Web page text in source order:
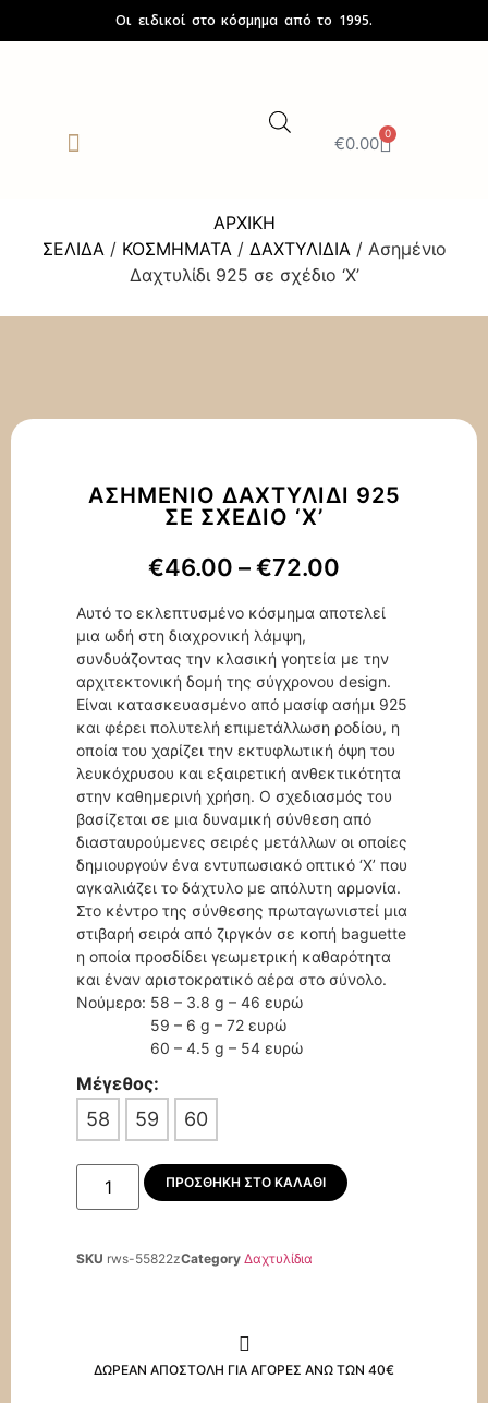
Οι ειδικοί στο κόσμημα από το 1995.
€0.00
0
ΑΡΧΙΚΉ
ΣΕΛΊΔΑ / ΚΟΣΜΉΜΑΤΑ / ΔΑΧΤΥΛΊΔΙΑ / Ασημένιο
Δαχτυλίδι 925 σε σχέδιο ‘Χ’
ΑΣΗΜΈΝΙΟ ΔΑΧΤΥΛΊΔΙ 925
ΣΕ ΣΧΈΔΙΟ ‘Χ’
€46.00 –€72.00
Αυτό το εκλεπτυσμένο κόσμημα αποτελεί
μια ωδή στη διαχρονική λάμψη,
συνδυάζοντας την κλασική γοητεία με την
αρχιτεκτονική δομή της σύγχρονου design.
Είναι κατασκευασμένο από μασίφ ασήμι 925
και φέρει πολυτελή επιμετάλλωση ροδίου, η
οποία του χαρίζει την εκτυφλωτική όψη του
λευκόχρυσου και εξαιρετική ανθεκτικότητα
στην καθημερινή χρήση. Ο σχεδιασμός του
βασίζεται σε μια δυναμική σύνθεση από
διασταυρούμενες σειρές μετάλλων οι οποίες
δημιουργούν ένα εντυπωσιακό οπτικό ‘X’ που
αγκαλιάζει το δάχτυλο με απόλυτη αρμονία.
Στο κέντρο της σύνθεσης πρωταγωνιστεί μια
στιβαρή σειρά από ζιργκόν σε κοπή baguette
η οποία προσδίδει γεωμετρική καθαρότητα
και έναν αριστοκρατικό αέρα στο σύνολο.
Νούμερο: 58 – 3.8 g – 46 ευρώ
59 – 6 g – 72 ευρώ
60 – 4.5 g – 54 ευρώ
Μέγεθος:
58 59 60
ΠΡΟΣΘΉΚΗ ΣΤΟ ΚΑΛΆΘΙ
SKU rws-55822zCategory Δαχτυλίδια
ΔΩΡΕΑΝ ΑΠΟΣΤΟΛΗ ΓΙΑ ΑΓΟΡΕΣ ΑΝΩ ΤΩΝ 40€